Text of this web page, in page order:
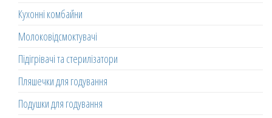
Кухонні комбайни
Молоковідсмоктувачі
Підігрівачі та стерилізатори
Пляшечки для годування
Подушки для годування